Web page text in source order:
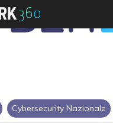
Cybersecurity Nazionale